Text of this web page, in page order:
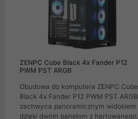
ZENPC Cube Black 4x Fander P12
PWM PST ARGB
Obudowa do komputera ZENPC Cube
Black 4x Fander P12 PWM PST ARGB
zachwyca panoramicznym widokiem
dzięki dwóm panelom z hartowanego